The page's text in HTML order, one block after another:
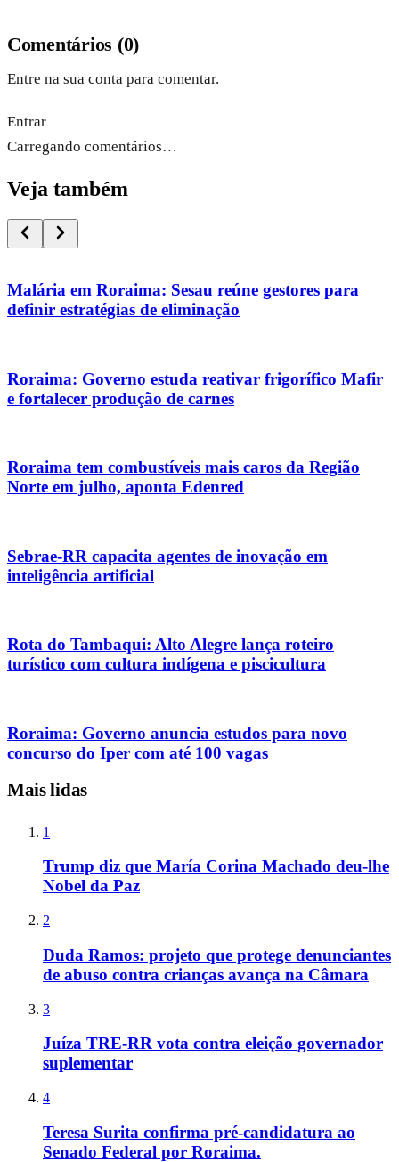
Comentários (0)
Entre na sua conta para comentar.
Entrar
Carregando comentários…
Veja também
Malária em Roraima: Sesau reúne gestores para
definir estratégias de eliminação
Roraima: Governo estuda reativar frigorífico Mafir
e fortalecer produção de carnes
Roraima tem combustíveis mais caros da Região
Norte em julho, aponta Edenred
Sebrae-RR capacita agentes de inovação em
inteligência artificial
Rota do Tambaqui: Alto Alegre lança roteiro
turístico com cultura indígena e piscicultura
Roraima: Governo anuncia estudos para novo
concurso do Iper com até 100 vagas
Mais lidas
1
Trump diz que María Corina Machado deu-lhe
Nobel da Paz
2
Duda Ramos: projeto que protege denunciantes
de abuso contra crianças avança na Câmara
3
Juíza TRE-RR vota contra eleição governador
suplementar
4
Teresa Surita confirma pré-candidatura ao
Senado Federal por Roraima.